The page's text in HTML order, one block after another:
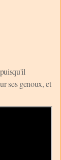
ses genoux, et